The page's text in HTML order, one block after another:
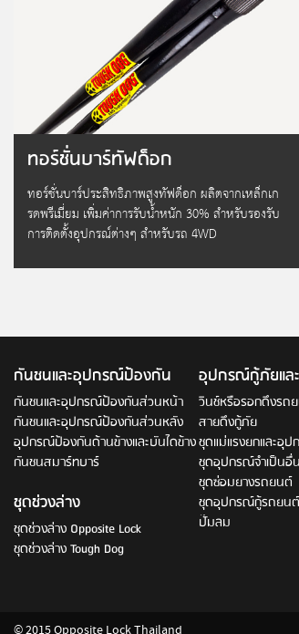
ทอร์ชั่นบาร์ทัฟด็อก
ทอร์ชั่นบาร์ประสิทธิภาพสูงทัฟด็อก ผลิตจากเหล็กเก
รดพรีเมี่ยม เพิ่มค่าการรับน้ำหนัก 30% สำหรับรองรับ
การติดตั้งอุปกรณ์ต่างๆ สำหรับรถ 4WD
กันชนและอุปกรณ์ป้องกัน
กันชนและอุปกรณ์ป้องกันส่วนหน้า
กันชนและอุปกรณ์ป้องกันส่วนหลัง
อุปกรณ์ป้องกันด้านข้างและบันไดข้าง
กันชนสมาร์ทบาร์
ชุดช่วงล่าง
ชุดช่วงล่าง Opposite Lock
ชุดช่วงล่าง Tough Dog
อุปกรณ์กู้ภัยแล
วินช์หรือรอกดึงรถ
สายดึงกู้ภัย
ชุดแม่แรงยกและอุ
ชุดอุปกรณ์จำเป็นอื่
ชุดซ่อมยางรถยนต์
ชุดอุปกรณ์กู้รถยนต์
ปั๊มลม
© 2015 Opposite Lock Thailand